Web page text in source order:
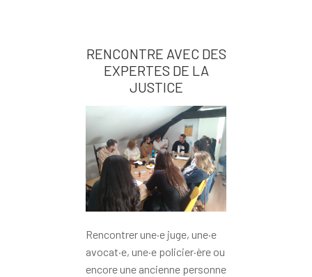
RENCONTRE AVEC DES
EXPERTES DE LA
JUSTICE
Rencontrer une·e juge, une·e
avocat·e, une·e policier·ère ou
encore une ancienne personne